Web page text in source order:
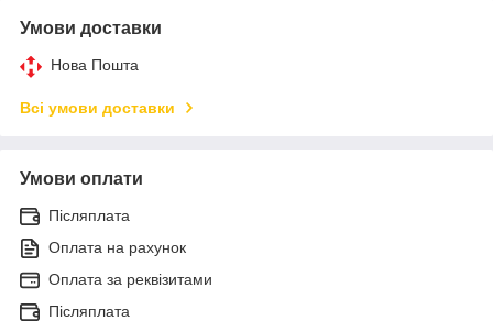
Умови доставки
Нова Пошта
Всі умови доставки
Умови оплати
Післяплата
Оплата на рахунок
Оплата за реквізитами
Післяплата